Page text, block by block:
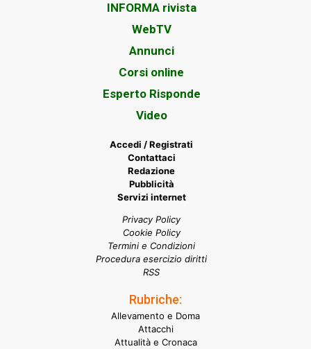
INFORMA rivista
WebTV
Annunci
Corsi online
Esperto Risponde
Video
Accedi / Registrati
Contattaci
Redazione
Pubblicità
Servizi internet
Privacy Policy
Cookie Policy
Termini e Condizioni
Procedura esercizio diritti
RSS
Rubriche:
Allevamento e Doma
Attacchi
Attualità e Cronaca